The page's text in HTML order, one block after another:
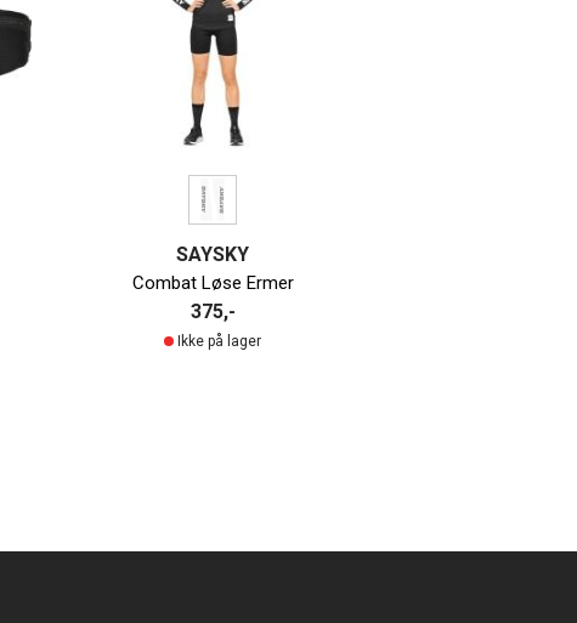
SAYSKY
Combat Løse Ermer
375,-
Ikke på lager